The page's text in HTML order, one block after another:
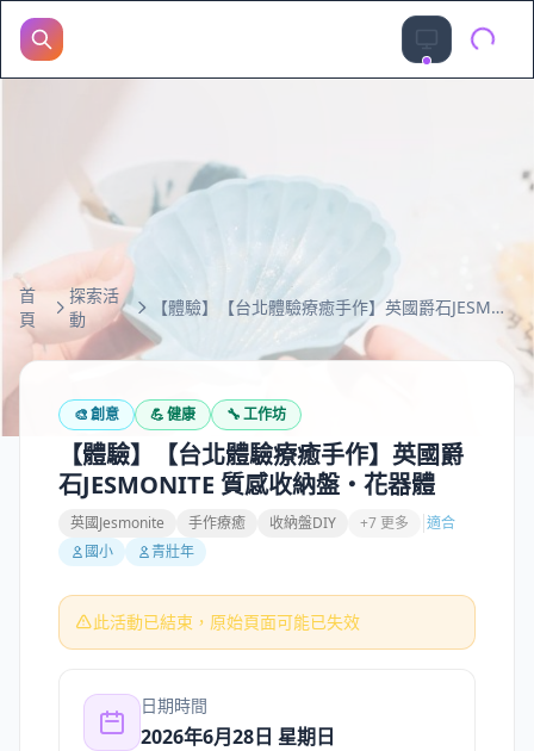
首
頁
探索活
動
【體驗】【台北體驗療癒手作】英國爵石JESMONITE 質感收納盤・花器體
🎨創意 💪健康 🔧工作坊
【體驗】【台北體驗療癒手作】英國爵
石JESMONITE 質感收納盤・花器體
英國Jesmonite 手作療癒 收納盤DIY +7 更多
適合
國小
青壯年
此活動已結束，原始頁面可能已失效
日期時間
2026年6月28日 星期日